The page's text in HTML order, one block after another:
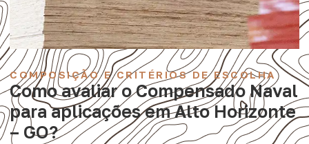
COMPOSIÇÃO E CRITÉRIOS DE ESCOLHA
Como avaliar o Compensado Naval
para aplicações em Alto Horizonte
– GO?